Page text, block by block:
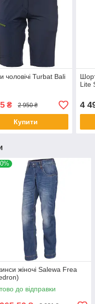
чоловічі Turbat Bali
₴ 2 950 ₴
Купити
Lite
4
жіночі Salewa Frea
до відправки